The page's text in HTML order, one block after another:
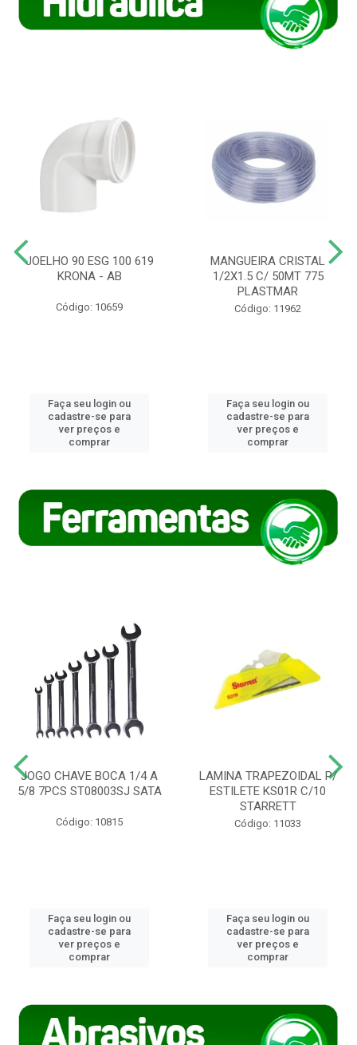
JOELHO 90 ESG 100 619
KRONA - AB
Código: 10659
Faça seu login ou
cadastre-se para
ver preços e
comprar
MANGUEIRA CRISTAL
1/2X1.5 C/ 50MT 775
PLASTMAR
Código: 11962
Faça seu login ou
cadastre-se para
ver preços e
comprar
JOGO CHAVE BOCA 1/4 A
5/8 7PCS ST08003SJ SATA
Código: 10815
Faça seu login ou
cadastre-se para
ver preços e
comprar
LAMINA TRAPEZOIDAL P/
ESTILETE KS01R C/10
STARRETT
Código: 11033
Faça seu login ou
cadastre-se para
ver preços e
comprar